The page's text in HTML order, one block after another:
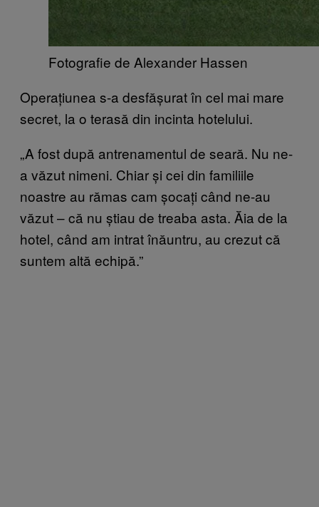
Fotografie de Alexander Hassen
Operațiunea s-a desfășurat în cel mai mare
secret, la o terasă din incinta hotelului.
„A fost după antrenamentul de seară. Nu ne-
a văzut nimeni. Chiar și cei din familiile
noastre au rămas cam șocați când ne-au
văzut – că nu știau de treaba asta. Ăia de la
hotel, când am intrat înăuntru, au crezut că
suntem altă echipă.”